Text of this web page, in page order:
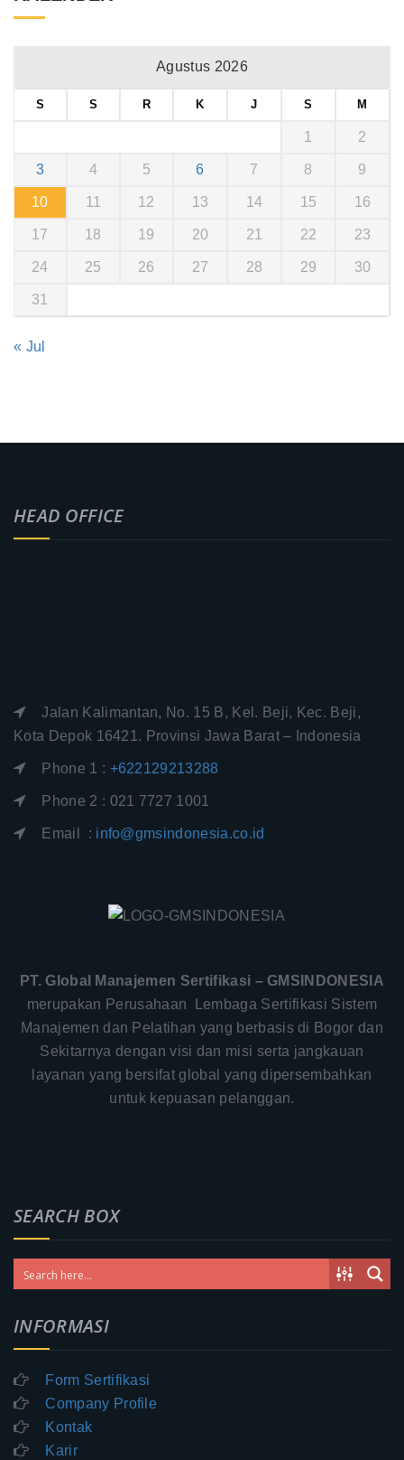
Agustus 2026
S S R K J S M
1 2
3 4 5 6 7 8 9
10 11 12 13 14 15 16
17 18 19 20 21 22 23
24 25 26 27 28 29 30
31
« Jul
HEAD OFFICE
Jalan Kalimantan, No. 15 B, Kel. Beji, Kec. Beji,
Kota Depok 16421. Provinsi Jawa Barat – Indonesia
Phone 1 : +622129213288
Phone 2 : 021 7727 1001
Email : info@gmsindonesia.co.id
PT. Global Manajemen Sertifikasi – GMSINDONESIA
merupakan Perusahaan Lembaga Sertifikasi Sistem
Manajemen dan Pelatihan yang berbasis di Bogor dan
Sekitarnya dengan visi dan misi serta jangkauan
layanan yang bersifat global yang dipersembahkan
untuk kepuasan pelanggan.
SEARCH BOX
INFORMASI
Form Sertifikasi
Company Profile
Kontak
Karir